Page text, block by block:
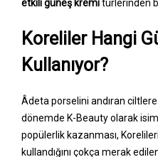
etkili güneş kremitürlerinden
Koreliler Hangi
Kullanıyor?
Âdeta porselini andıran
dönemde K-Beauty olarak
popülerlik kazanması,
kullandığını çokça merak